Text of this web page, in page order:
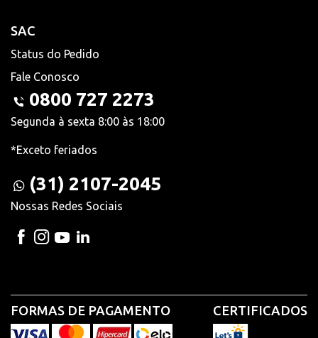
SAC
Status do Pedido
Fale Conosco
0800 727 2273
Segunda à sexta 8:00 às 18:00
*Exceto feriados
(31) 2107-2045
Nossas Redes Sociais
FORMAS DE PAGAMENTO CERTIFICADOS